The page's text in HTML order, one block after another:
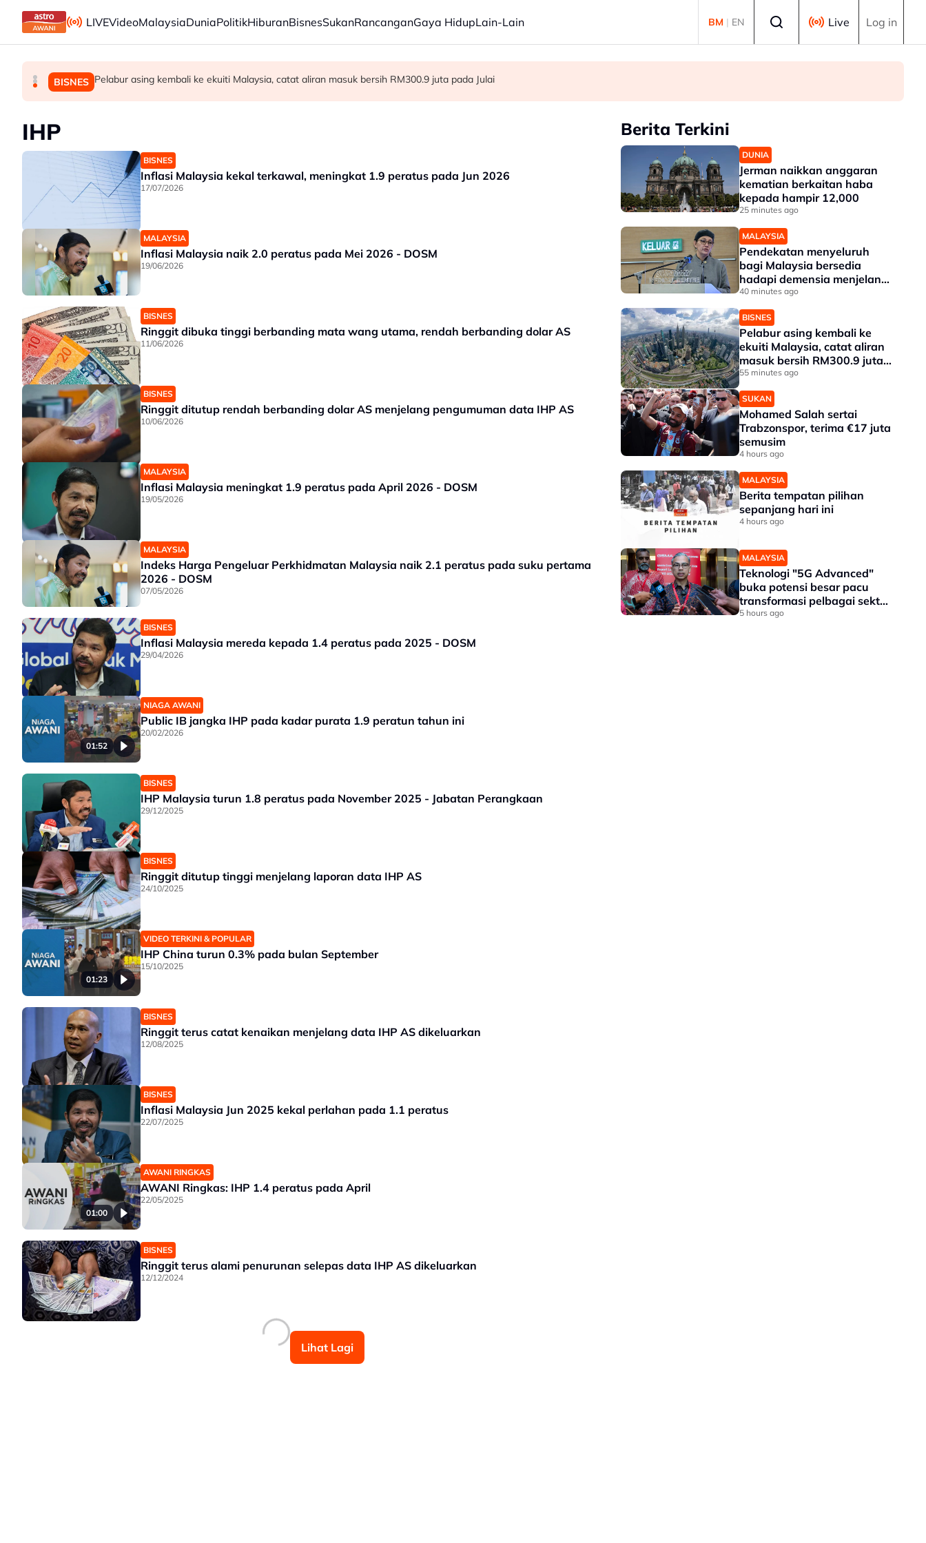
Skip to main content
LIVEVideoMalaysiaDuniaPolitikHiburanBisnesSukanRancanganGaya HidupLain-Lain BM | EN Live Log in
DUNIA Jerman naikkan anggaran kematian berkaitan haba kepada hampir 12,000
MALAYSIA Pendekatan menyeluruh bagi Malaysia bersedia hadapi demensia menjelang 2030 - Hanifah
BISNES Pelabur asing kembali ke ekuiti Malaysia, catat aliran masuk bersih RM300.9 juta pada Julai
IHP
BISNES
Inflasi Malaysia kekal terkawal, meningkat 1.9 peratus pada Jun 2026
17/07/2026
MALAYSIA
Inflasi Malaysia naik 2.0 peratus pada Mei 2026 - DOSM
19/06/2026
BISNES
Ringgit dibuka tinggi berbanding mata wang utama, rendah berbanding dolar AS
11/06/2026
BISNES
Ringgit ditutup rendah berbanding dolar AS menjelang pengumuman data IHP AS
10/06/2026
MALAYSIA
Inflasi Malaysia meningkat 1.9 peratus pada April 2026 - DOSM
19/05/2026
MALAYSIA
Indeks Harga Pengeluar Perkhidmatan Malaysia naik 2.1 peratus pada suku pertama
2026 - DOSM
07/05/2026
BISNES
Inflasi Malaysia mereda kepada 1.4 peratus pada 2025 - DOSM
29/04/2026
01:52
NIAGA AWANI
Public IB jangka IHP pada kadar purata 1.9 peratun tahun ini
20/02/2026
BISNES
IHP Malaysia turun 1.8 peratus pada November 2025 - Jabatan Perangkaan
29/12/2025
BISNES
Ringgit ditutup tinggi menjelang laporan data IHP AS
24/10/2025
01:23
VIDEO TERKINI & POPULAR
IHP China turun 0.3% pada bulan September
15/10/2025
BISNES
Ringgit terus catat kenaikan menjelang data IHP AS dikeluarkan
12/08/2025
BISNES
Inflasi Malaysia Jun 2025 kekal perlahan pada 1.1 peratus
22/07/2025
01:00
AWANI RINGKAS
AWANI Ringkas: IHP 1.4 peratus pada April
22/05/2025
BISNES
Ringgit terus alami penurunan selepas data IHP AS dikeluarkan
12/12/2024
Lihat Lagi
Berita Terkini
DUNIA
Jerman naikkan anggaran
kematian berkaitan haba
kepada hampir 12,000
25 minutes ago
MALAYSIA
Pendekatan menyeluruh
bagi Malaysia bersedia
hadapi demensia menjelang
2030 - Hanifah
40 minutes ago
BISNES
Pelabur asing kembali ke
ekuiti Malaysia, catat aliran
masuk bersih RM300.9 juta
pada Julai
55 minutes ago
SUKAN
Mohamed Salah sertai
Trabzonspor, terima €17 juta
semusim
4 hours ago
MALAYSIA
Berita tempatan pilihan
sepanjang hari ini
4 hours ago
MALAYSIA
Teknologi "5G Advanced"
buka potensi besar pacu
transformasi pelbagai sektor
- Fahmi
5 hours ago